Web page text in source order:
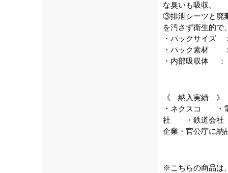
な臭いも吸収。
③排泄シーツと廃
を汚さず衛生的で
・パックサイズ
・パック素材
・内部吸収体 ：
《 納入実績 》
・ネクスコ
社 ・鉄道会社
企業・官公庁に納
※こちらの商品は